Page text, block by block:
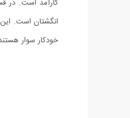
کارآمد است. در
انگشتان است.
خودکار سوار